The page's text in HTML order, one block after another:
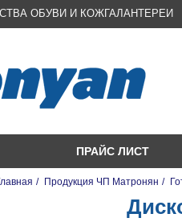
ОБУВИ И КОЖГАЛАНТЕРЕИ
ПРАЙС ЛИСТ
/ Продукция ЧП Матронян /